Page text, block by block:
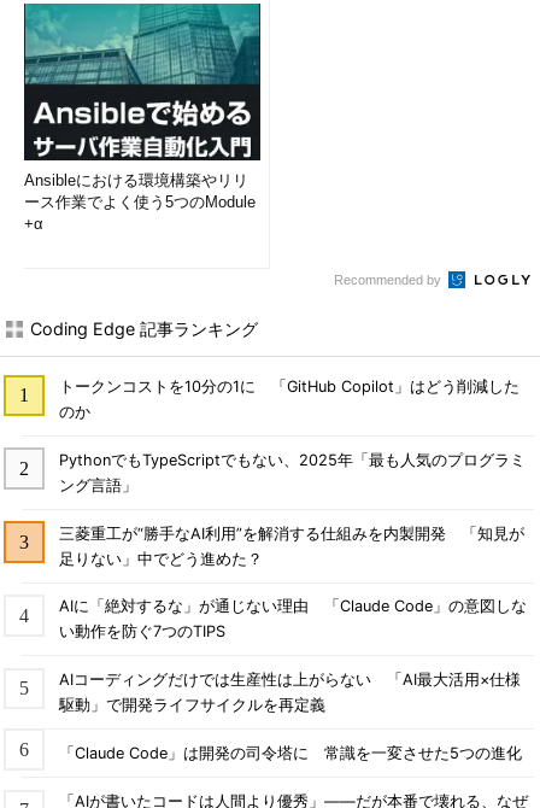
Ansibleにおける環境構築やリリ
ース作業でよく使う5つのModule
+α
Recommended by
Coding Edge 記事ランキング
トークンコストを10分の1に 「GitHub Copilot」はどう削減した
のか
PythonでもTypeScriptでもない、2025年「最も人気のプログラミ
ング言語」
三菱重工が“勝手なAI利用”を解消する仕組みを内製開発 「知見が
足りない」中でどう進めた？
AIに「絶対するな」が通じない理由 「Claude Code」の意図しな
い動作を防ぐ7つのTIPS
AIコーディングだけでは生産性は上がらない 「AI最大活用×仕様
駆動」で開発ライフサイクルを再定義
「Claude Code」は開発の司令塔に 常識を一変させた5つの進化
「AIが書いたコードは人間より優秀」――だが本番で壊れる、なぜ